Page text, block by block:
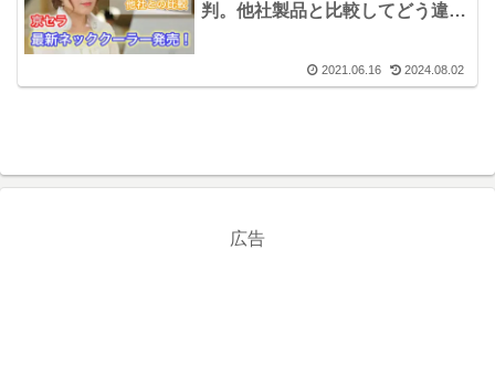
判。他社製品と比較してどう違
2021.06.16 2024.08.02
広告